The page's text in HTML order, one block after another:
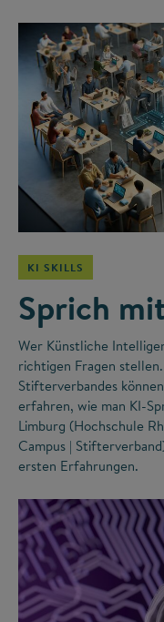
KI SKILLS
Sprich
Wer Künstliche
richtigen Fragen
Stifterverbandes
erfahren, wie man KI-
Limburg (Hochschule
Campus |
ersten Erfahrungen.